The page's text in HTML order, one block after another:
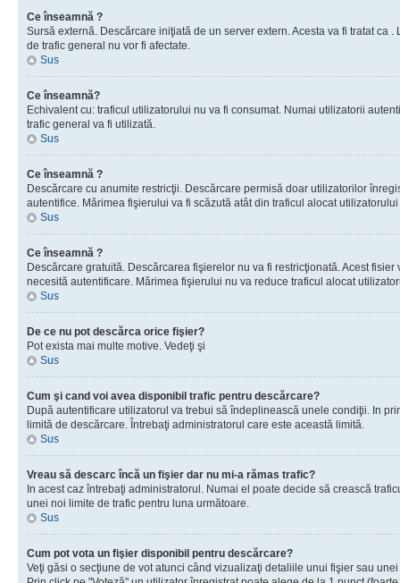
Ce înseamnă ?
Sursă externă. Descărcare iniţiată de un server extern. Acesta va fi tratat ca
de trafic general nu vor fi afectate.
Sus
Ce înseamnă?
Echivalent cu: traficul utilizatorului nu va fi consumat. Numai utilizatorii
trafic general va fi utilizată.
Sus
Ce înseamnă ?
Descărcare cu anumite restricţii. Descărcare permisă doar utilizatorilor
autentifice. Mărimea fişierului va fi scăzută atât din traficul alocat
Sus
Ce înseamnă ?
Descărcare gratuită. Descărcarea fişierelor nu va fi restricţionată. Acest
necesită autentificare. Mărimea fişierului nu va reduce traficul alocat
Sus
De ce nu pot descărca orice fişier?
Pot exista mai multe motive. Vedeţi şi
Sus
Cum şi cand voi avea disponibil trafic pentru descărcare?
După autentificare utilizatorul va trebui să îndeplinească unele condiţii. In
limită de descărcare. Întrebaţi administratorul care este această limită.
Sus
Vreau să descarc încă un fişier dar nu mi-a rămas trafic?
In acest caz întrebaţi administratorul. Numai el poate decide să crească
unei noi limite de trafic pentru luna următoare.
Sus
Cum pot vota un fişier disponibil pentru descărcare?
Veţi găsi o secţiune de vot atunci când vizualizaţi detaliile unui fişier sau